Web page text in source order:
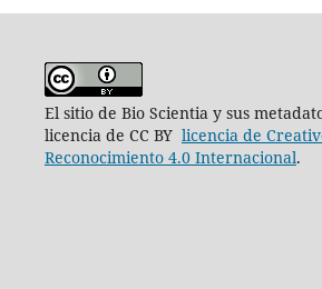
El sitio de Bio Scientia y sus
licencia de CC BY licencia de
Reconocimiento 4.0 Internacional.